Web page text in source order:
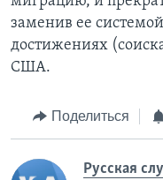
заменив ее
достижениях
США.
Поделиться
Русская